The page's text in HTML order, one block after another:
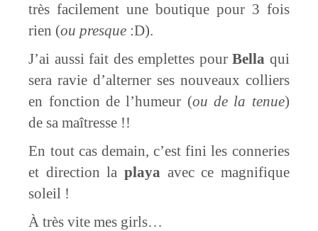
très facilement une boutique pour 3 fois
rien (ou presque :D).
J’ai aussi fait des emplettes pourBella qui
sera ravie d’alterner ses nouveaux colliers
en fonction de l’humeur (ou de la tenue)
de sa maîtresse !!
En tout cas demain, c’est fini les conneries
et direction la playa avec ce magnifique
soleil !
À très vite mes girls…